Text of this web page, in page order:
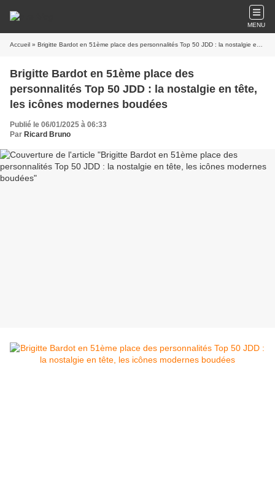
MENU
Accueil » Brigitte Bardot en 51ème place des personnalités Top 50 JDD : la nostalgie en tête, les icônes modernes boudées
Brigitte Bardot en 51ème place des
personnalités Top 50 JDD : la nostalgie en tête,
les icônes modernes boudées
Publié le 06/01/2025 à 06:33
Par Ricard Bruno